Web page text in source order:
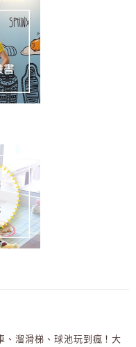
、溜滑梯、球池玩到瘋！大